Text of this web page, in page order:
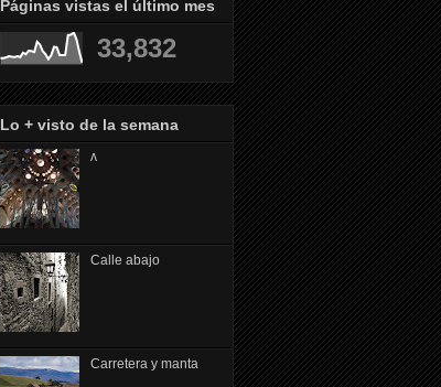
Páginas vistas el último mes
33,832
Lo + visto de la semana
ᴧ
Calle abajo
Carretera y manta